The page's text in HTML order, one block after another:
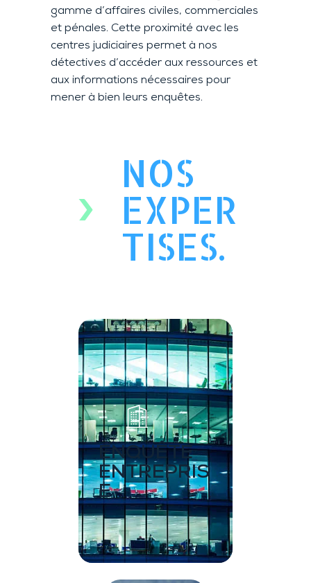
gamme d’affaires civiles, commerciales
et pénales. Cette proximité avec les
centres judiciaires permet à nos
détectives d’accéder aux ressources et
aux informations nécessaires pour
mener à bien leurs enquêtes.
NOS
EXPER
TISES.
ENQUÊTE
ENTREPRIS
E